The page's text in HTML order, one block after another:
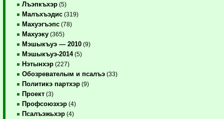
Лъэпкъхэр (5)
Малъхъэдис (319)
Махуэгъэпс (78)
Махуэку (365)
Мэшыкъуэ — 2010 (9)
Мэшыкъуэ-2014(5)
Нэтынхэр (227)
Обозревателым и псалъэ (33)
Политикэ партхэр (9)
Проект (3)
Профсоюзхэр (4)
Псалъэжьхэр (4)